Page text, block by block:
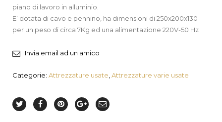
piano di lavoro in alluminio.
E’ dotata di cavo e pennino, ha dimensioni di 250x200x130
per un peso di circa 7Kg ed una alimentazione 220V-50 Hz
Invia email ad un amico
Categorie: Attrezzature usate Attrezzature varie usate